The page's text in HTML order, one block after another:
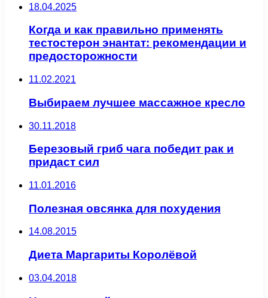
18.04.2025
Когда и как правильно применять
тестостерон энантат: рекомендации и
предосторожности
11.02.2021
Выбираем лучшее массажное кресло
30.11.2018
Березовый гриб чага победит рак и
придаст сил
11.01.2016
Полезная овсянка для похудения
14.08.2015
Диета Маргариты Королёвой
03.04.2018